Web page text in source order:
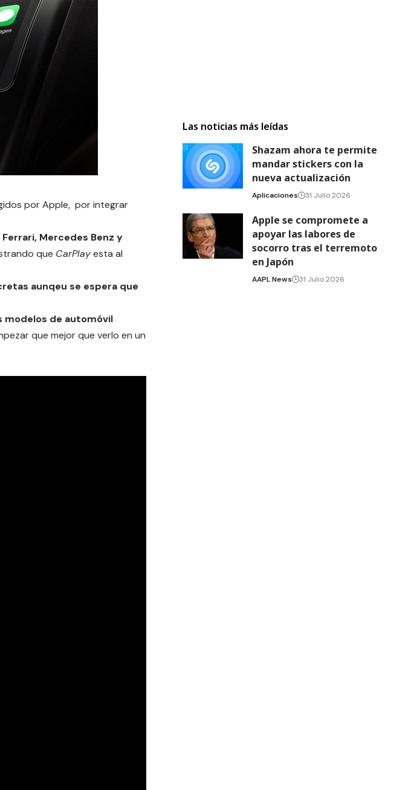
por Apple, por integrar
Mercedes Benz y
que CarPlayesta al
aunqeu se espera que
modelos de automóvil
que mejor que verlo en un
Las noticias más leídas
Shazam ahora te permite
mandar stickers con la
nueva actualización
Aplicaciones 31 Julio 2026
Apple se compromete a
apoyar las labores de
socorro tras el terremoto
en Japón
AAPL News 31 Julio 2026